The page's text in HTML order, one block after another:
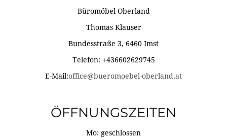
Büromöbel Oberland
Thomas Klauser
Bundesstraße 3, 6460 Imst
Telefon: +436602629745
E-Mail:office@bueromoebel-oberland.at
ÖFFNUNGSZEITEN
Mo: geschlossen